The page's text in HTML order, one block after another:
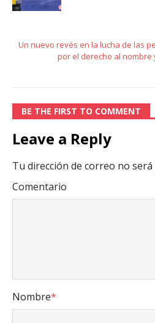
Un nuevo revés en la lucha de las
por el derecho al nombre
BE THE FIRST TO COMMENT
Leave a Reply
Tu dirección de correo no será
Comentario
Nombre*